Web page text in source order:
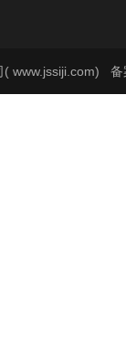
( www.jssiji.com) 备